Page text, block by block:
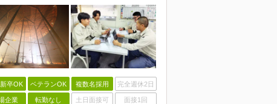
卒OK ベテランOK 複数名採用 完全週休2日
企業 転勤なし 土日面接可 面接1回